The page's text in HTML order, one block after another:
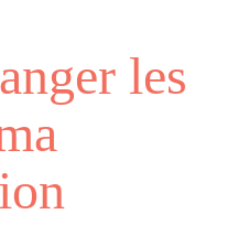
les